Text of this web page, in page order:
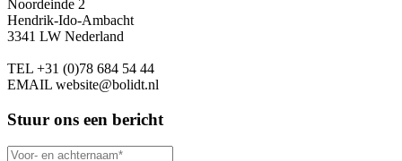
Noordeinde 2
Hendrik-Ido-Ambacht
3341 LW Nederland
TEL +31 (0)78 684 54 44
EMAIL website@bolidt.nl
Stuur ons een bericht